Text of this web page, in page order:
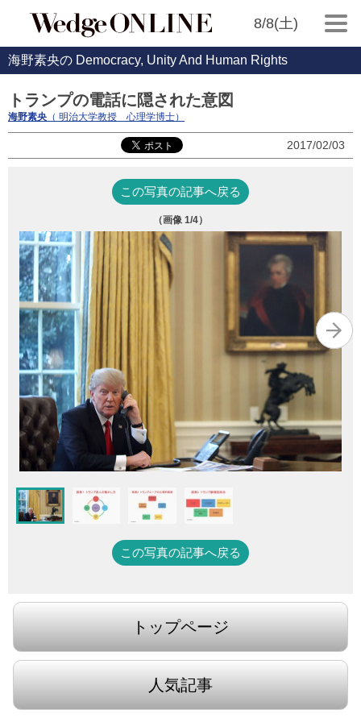
8/8(土)
海野素央の Democracy, Unity And Human Rights
トランプの電話に隠された意図
海野素央 （ 明治大学教授 心理学博士）
2017/02/03
この写真の記事へ戻る
（画像 1/4）
この写真の記事へ戻る
トップページ
人気記事